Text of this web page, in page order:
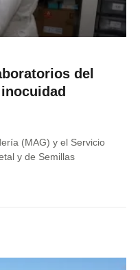
del
(MAG) y el Servicio
y de Semillas